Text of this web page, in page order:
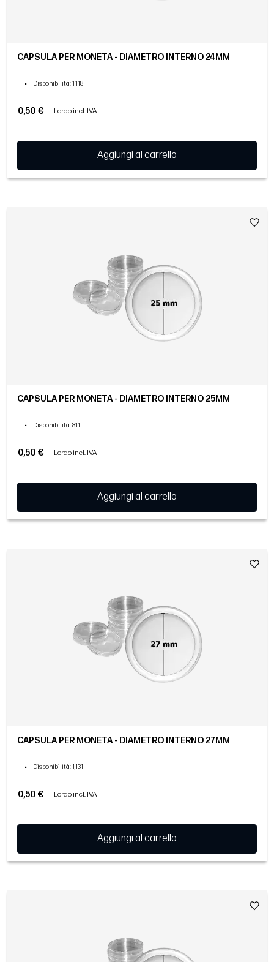
CAPSULA PER MONETA - DIAMETRO INTERNO 24MM
• Disponibilità: 1,118
0,50 € Lordo incl. IVA
Aggiungi al carrello
CAPSULA PER MONETA - DIAMETRO INTERNO 25MM
• Disponibilità: 811
0,50 € Lordo incl. IVA
Aggiungi al carrello
CAPSULA PER MONETA - DIAMETRO INTERNO 27MM
• Disponibilità: 1,131
0,50 € Lordo incl. IVA
Aggiungi al carrello